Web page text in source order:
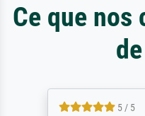
Ce que
5 / 5